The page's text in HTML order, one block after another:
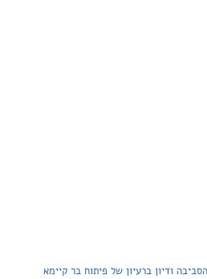
ודיון ברעיון של פיתוח בר קיימא